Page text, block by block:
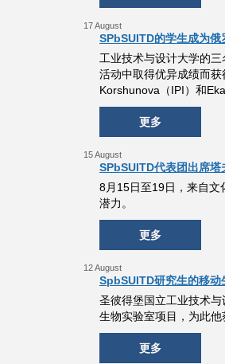
17 August
SPbSUITD的学生成为
工业技术与设计大学的
活动中取得优异成绩而
Korshunova（IPI）和
更多
15 August
SPbSUITD代表团出席
8月15日至19日，来自文
潜力。
更多
12 August
SpbSUITD研究生的移动
圣彼得堡国立工业技术
生物实验室项目，为此
更多